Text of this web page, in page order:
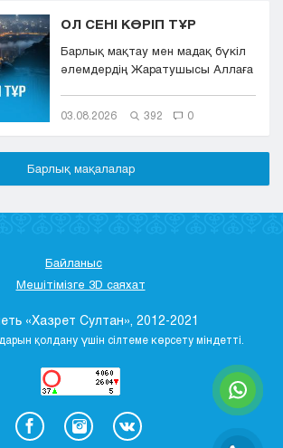
ОЛ СЕНІ КӨРІП ТҰР
Барлық мақтау мен мадақ бүкіл
әлемдердің Жаратушысы Аллаға
03.08.2026 392 0
Барлық мақалалар
Байланыс
Мешітімізге 3D саяхат
«Хазрет Султан», 2012-2021
қолдану үшін сілтеме көрсету міндетті.